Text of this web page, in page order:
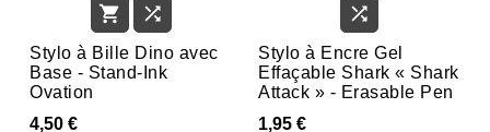
 
Stylo à Bille Dino avec
Base - Stand-Ink
Ovation
4,50 €

Stylo à Encre Gel
Effaçable Shark « Shark
Attack » - Erasable Pen
1,95 €